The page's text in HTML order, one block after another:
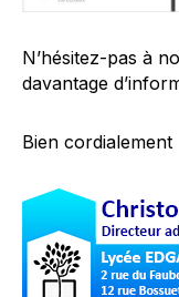
N’hésitez-pas à
davantage
Bien cordialement